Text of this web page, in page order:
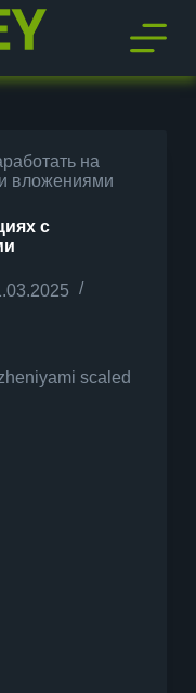
на
вложениями
с